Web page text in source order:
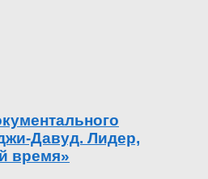
Давуд. Лидер,
время»